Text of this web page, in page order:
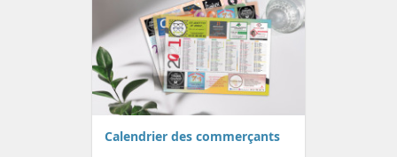
Calendrier des commerçants